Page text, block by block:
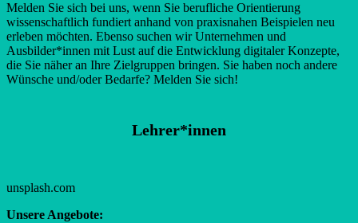
Melden Sie sich bei uns, wenn Sie berufliche Orientierung
wissenschaftlich fundiert anhand von praxisnahen Beispielen neu
erleben möchten. Ebenso suchen wir Unternehmen und
Ausbilder*innen mit Lust auf die Entwicklung digitaler Konzepte,
die Sie näher an Ihre Zielgruppen bringen. Sie haben noch andere
Wünsche und/oder Bedarfe? Melden Sie sich!
Lehrer*innen
unsplash.com
Unsere Angebote: